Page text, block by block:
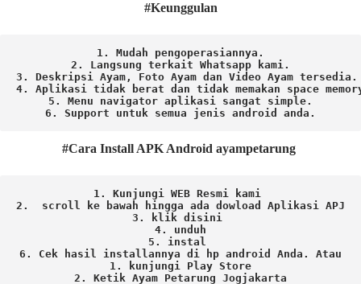
#Keunggulan
1. Mudah pengoperasiannya.
2. Langsung terkait Whatsapp kami.
3. Deskripsi Ayam, Foto Ayam dan Video Ayam tersedia.
4. Aplikasi tidak berat dan tidak memakan space
5. Menu navigator aplikasi sangat simple.
6. Support untuk semua jenis android anda.
#Cara Install APK Android ayampetarung
1. Kunjungi WEB Resmi kami
2.  scroll ke bawah hingga ada dowload Aplikasi APJ
3. klik disini
4. unduh
5. instal
6. Cek hasil installannya di hp android Anda. Atau
1. kunjungi Play Store
2. Ketik Ayam Petarung Jogjakarta